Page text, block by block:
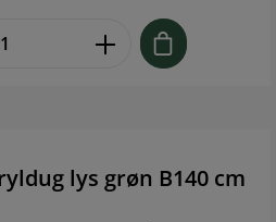
bomuld, så du kan sætte
OEKO-TEX®-
og skal hængetørres. Fås
lys grøn B140 cm